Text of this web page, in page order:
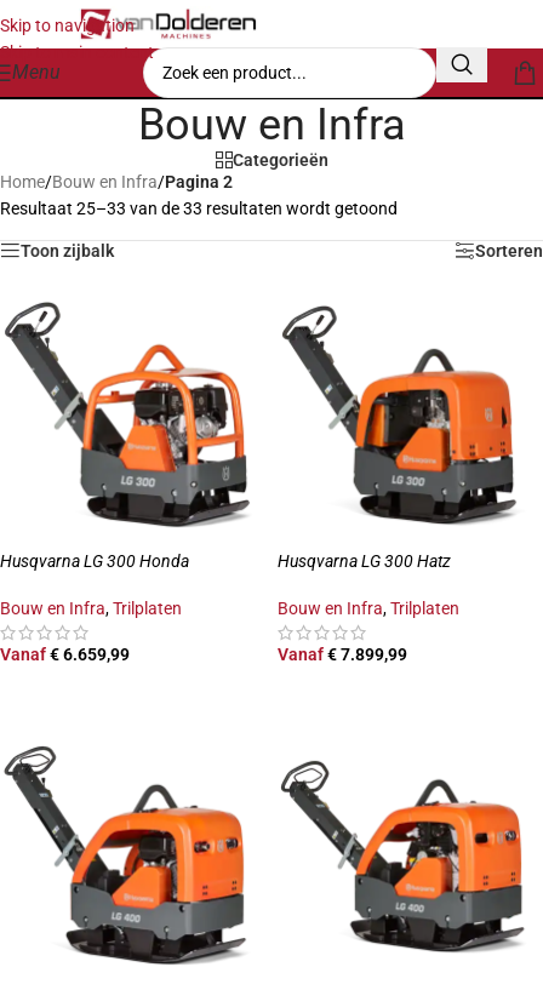
Skip to navigation
Skip to main content
Menu
Bouw en Infra
Categorieën
Home/Bouw en Infra/Pagina 2
Resultaat 25–33 van de 33 resultaten wordt getoond
Toon zijbalk Sorteren
Husqvarna LG 300 Honda
Bouw en Infra,Trilplaten
Vanaf€6.659,99
Husqvarna LG 300 Hatz
Bouw en Infra,Trilplaten
Vanaf€7.899,99